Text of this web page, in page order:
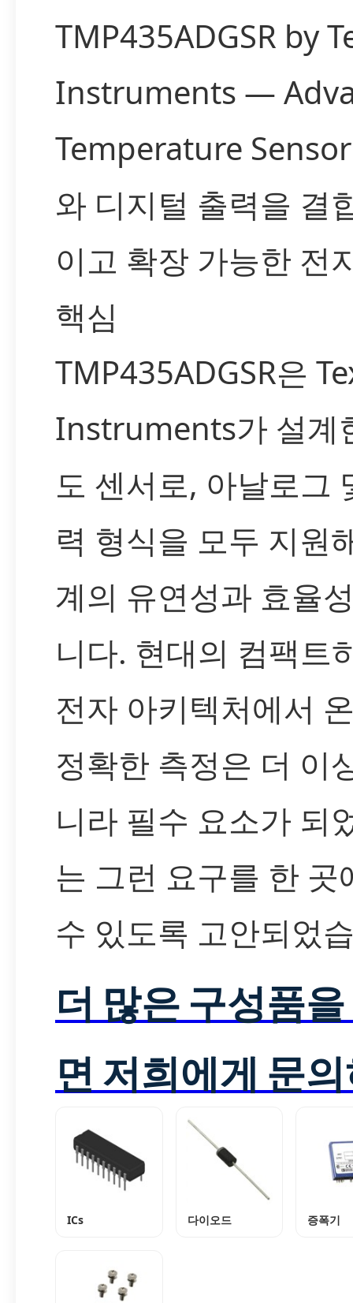
TMP435ADGSR by
Instruments —
Temperature
와 디지털 출력을 결
이고 확장 가능한 전
핵심
TMP435ADGSR은
Instruments가 설계
도 센서로, 아날로그
력 형식을 모두 지원
계의 유연성과 효율
니다. 현대의 컴팩트
전자 아키텍처에서
정확한 측정은 더 이
니라 필수 요소가 되
는 그런 요구를 한 곳
수 있도록 고안되었
더 많은 구성품
면 저희에게 문
ICs 다이오드 증폭기